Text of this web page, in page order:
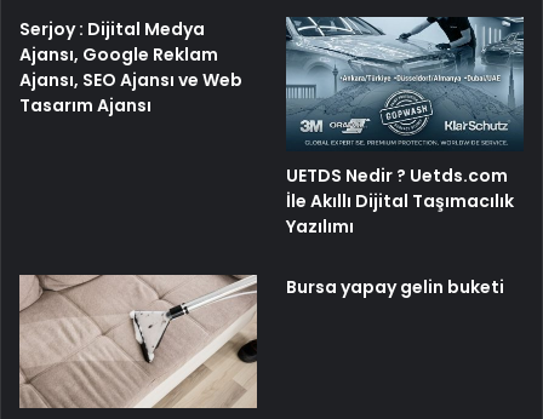
Serjoy : Dijital Medya
Ajansı, Google Reklam
Ajansı, SEO Ajansı ve Web
Tasarım Ajansı
UETDS Nedir ? Uetds.com
İle Akıllı Dijital Taşımacılık
Yazılımı
Bursa yapay gelin buketi